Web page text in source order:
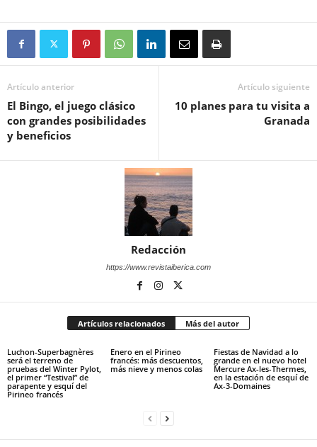
Artículo anterior
El Bingo, el juego clásico
con grandes posibilidades
y beneficios
Artículo siguiente
10 planes para tu visita a
Granada
Redacción
https://www.revistaiberica.com
Artículos relacionados Más del autor
Luchon-Superbagnères
será el terreno de
pruebas del Winter Pylot,
el primer “Testival” de
parapente y esquí del
Pirineo francés
Enero en el Pirineo
francés: más descuentos,
más nieve y menos colas
Fiestas de Navidad a lo
grande en el nuevo hotel
Mercure Ax-les-Thermes,
en la estación de esquí de
Ax-3-Domaines